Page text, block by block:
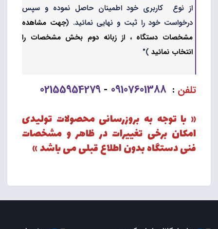
از نوع کاربری خود اطمینان حاصل نموده و سپس
درخواست خود را ثبت و نهایی نمائید. (جهت مشاهده
مشخصات دستگاه ، از زبانه دوم بخش مشخصات را
انتخاب نمائید )"
تلفن :
09107601388
-
02155954279
« با توجه به بروزرسانی محصولات تولیدی
امکان برخی تغییرات در ظاهر و مشخصات
فنی دستگاه بدون اطلاع قبلی می باشد »